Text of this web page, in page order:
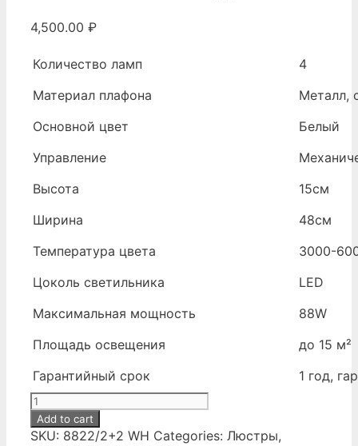
4,500.00 ₽
Количество ламп
4
Материал плафона
Металл,
Основной цвет
Белый
Управление
Высота
15см
Ширина
48см
Температура цвета
3000-
Цоколь светильника
LED
Максимальная мощность
88W
Площадь освещения
до 15 м²
Гарантийный срок
1 год,
№441.
Светильник
потолочный
Add to cart
SKU: 8822/2+2 WH Categories: Люстры,